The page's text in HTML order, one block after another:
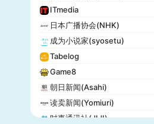
ITmedia
日本广播协会(NHK)
成为小说家(syosetu)
Tabelog
Game8
朝日新闻(Asahi)
读卖新闻(Yomiuri)
时事通讯社(JIJI)